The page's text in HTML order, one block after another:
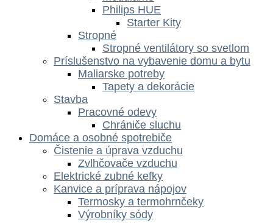
Philips HUE
Starter Kity
Stropné
Stropné ventilátory so svetlom
Príslušenstvo na vybavenie domu a bytu
Maliarske potreby
Tapety a dekorácie
Stavba
Pracovné odevy
Chrániče sluchu
Domáce a osobné spotrebiče
Čistenie a úprava vzduchu
Zvlhčovače vzduchu
Elektrické zubné kefky
Kanvice a príprava nápojov
Termosky a termohrnčeky
Výrobníky sódy